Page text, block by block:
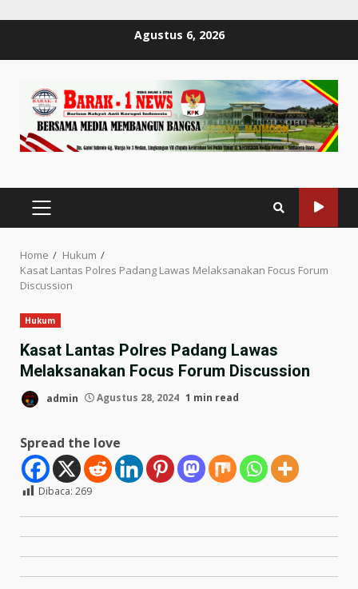
Agustus 6, 2026
PRIMARY
MENU
Home
Hukum
Kasat Lantas Polres Padang Lawas Melaksanakan Focus Forum
Discussion
Hukum
Kasat Lantas Polres Padang Lawas
Melaksanakan Focus Forum Discussion
admin Agustus 28, 2024 1 min read
Spread the love
Dibaca: 269